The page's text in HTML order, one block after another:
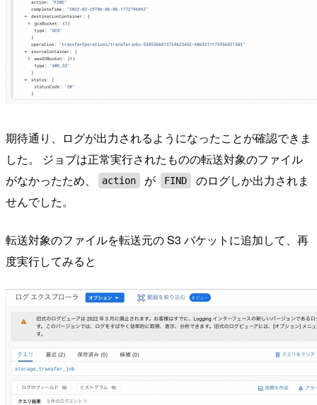
期待通り、ログが出力されるようになったことが確認できま
した。 ジョブは正常実行されたものの転送対象のファイル
がなかったため、
action が FIND
のログしか出力されま
せんでした。
転送対象のファイルを転送元の S3 バケットに追加して、再
度実行してみると